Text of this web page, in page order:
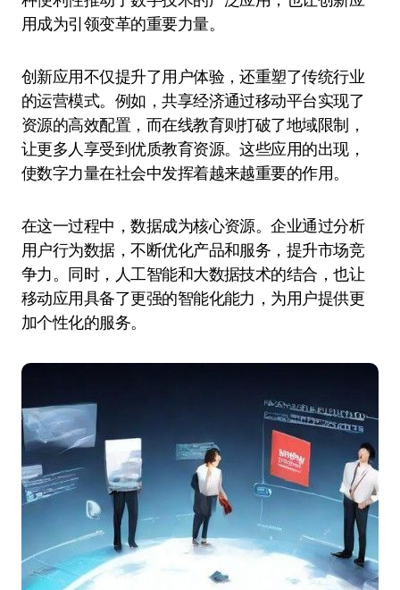
用成为引领变革的重要力量。
创新应用不仅提升了用户体验，还重塑了传统行业
的运营模式。例如，共享经济通过移动平台实现了
资源的高效配置，而在线教育则打破了地域限制，
让更多人享受到优质教育资源。这些应用的出现，
使数字力量在社会中发挥着越来越重要的作用。
在这一过程中，数据成为核心资源。企业通过分析
用户行为数据，不断优化产品和服务，提升市场竞
争力。同时，人工智能和大数据技术的结合，也让
移动应用具备了更强的智能化能力，为用户提供更
加个性化的服务。